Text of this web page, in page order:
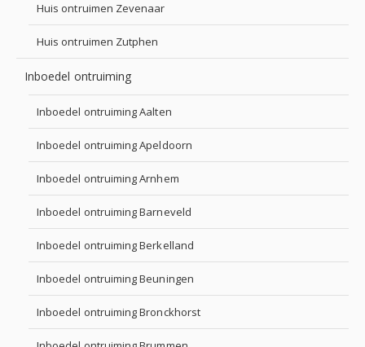
Huis ontruimen Zevenaar
Huis ontruimen Zutphen
Inboedel ontruiming
Inboedel ontruiming Aalten
Inboedel ontruiming Apeldoorn
Inboedel ontruiming Arnhem
Inboedel ontruiming Barneveld
Inboedel ontruiming Berkelland
Inboedel ontruiming Beuningen
Inboedel ontruiming Bronckhorst